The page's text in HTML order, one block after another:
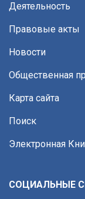
Деятельность
Правовые акты
Новости
Общественная
Карта сайта
Поиск
Электронная
СОЦИАЛЬНЫЕ